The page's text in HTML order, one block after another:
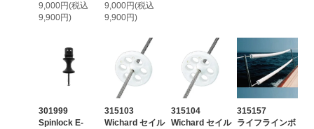
9,000円(税込
9,900円)
9,000円(税込
9,900円)
301999
Spinlock E-
315103
Wichard セイル
315104
Wichard セイル
315157
ライフラインボ